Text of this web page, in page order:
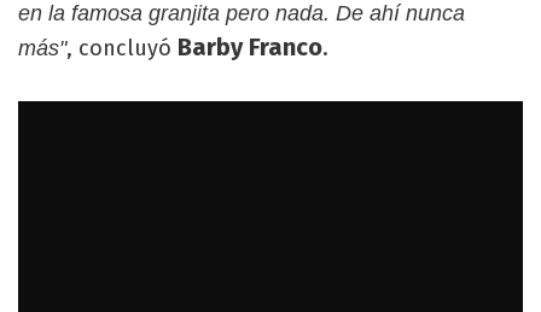
en la famosa granjita pero nada. De ahí nunca
más", concluyó Barby Franco.